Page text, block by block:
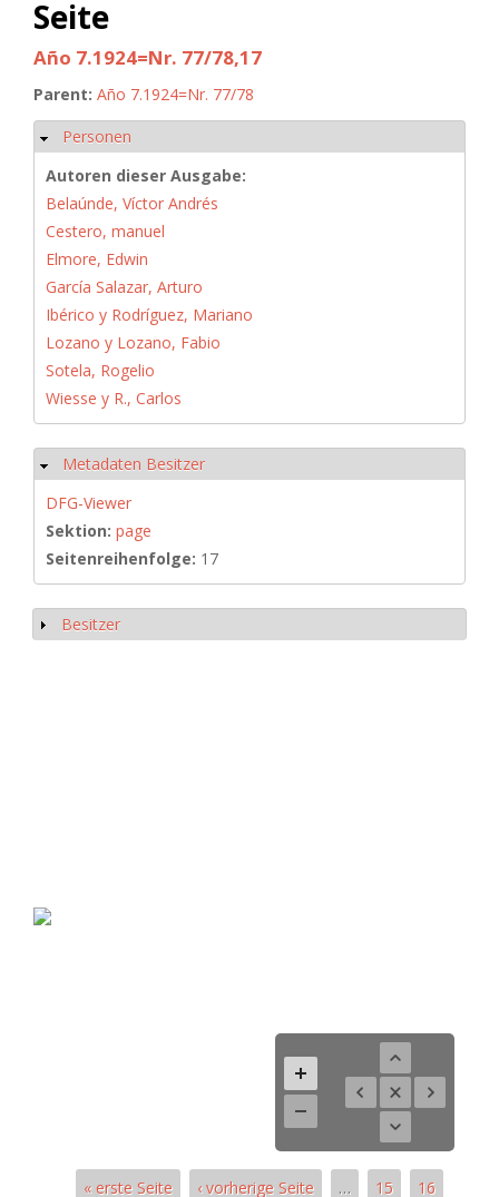
Seite
Año 7.1924=Nr. 77/78,17
Parent: Año 7.1924=Nr. 77/78
Hide
Personen
Autoren dieser Ausgabe:
Belaúnde, Víctor Andrés
Cestero, manuel
Elmore, Edwin
García Salazar, Arturo
Ibérico y Rodríguez, Mariano
Lozano y Lozano, Fabio
Sotela, Rogelio
Wiesse y R., Carlos
Hide
Metadaten Besitzer
DFG-Viewer
Sektion: page
Seitenreihenfolge: 17
Show
Besitzer
« erste Seite ‹ vorherige Seite … 15
16